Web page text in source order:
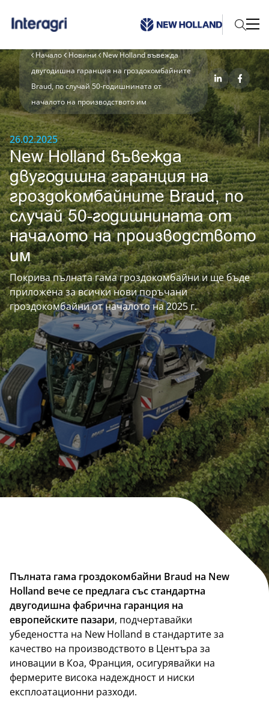
Начало Новини New Holland въвежда
двугодишна гаранция на гроздокомбайните
Braud, по случай 50-годишнината от
началото на производството им
26.02.2025
New Holland въвежда
двугодишна гаранция на
гроздокомбайните Braud, по
случай 50-годишнината от
началото на производството
им
Покрива пълната гама гроздокомбайни и ще бъде
приложена за всички нови поръчани
гроздокомбайни от началото на 2025 г.
Пълната гама гроздокомбайни Braud на New
Holland вече се предлага със стандартна
двугодишна фабрична гаранция на
европейските пазари, подчертавайки
убедеността на New Holland в стандартите за
качество на производството в Центъра за
иновации в Коа, Франция, осигурявайки на
фермерите висока надеждност и ниски
експлоатационни разходи.